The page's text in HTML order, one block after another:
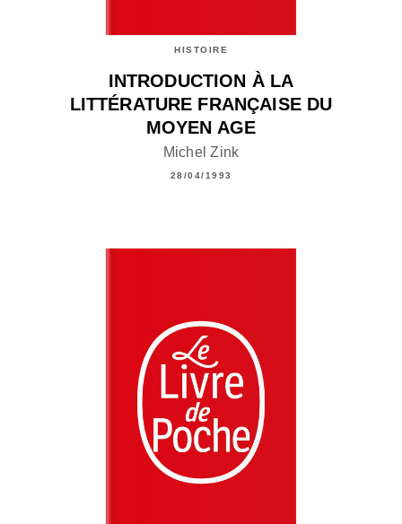
HISTOIRE
INTRODUCTION À LA
LITTÉRATURE FRANÇAISE DU
MOYEN AGE
Michel Zink
28/04/1993